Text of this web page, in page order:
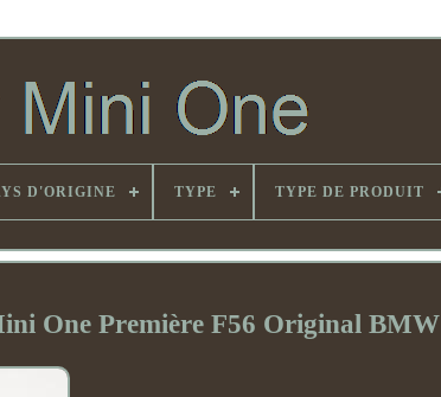
D'ORIGINE TYPE TYPE DE PRODUIT
One Première F56 Original BMW